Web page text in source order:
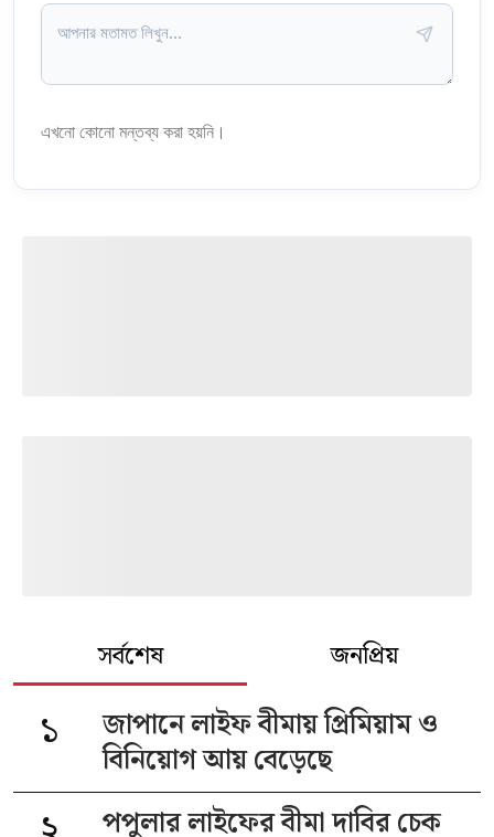
এখনো কোনো মন্তব্য করা হয়নি।
সর্বশেষ জনপ্রিয়
১
জাপানে লাইফ বীমায় প্রিমিয়াম ও
বিনিয়োগ আয় বেড়েছে
পপুলার লাইফের বীমা দাবির চেক